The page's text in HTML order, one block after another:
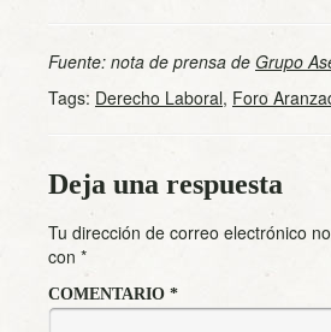
Fuente: nota de prensa de Grupo
Tags: Derecho Laboral, Foro
Deja una respuesta
Tu dirección de correo electrónico
con *
COMENTARIO *